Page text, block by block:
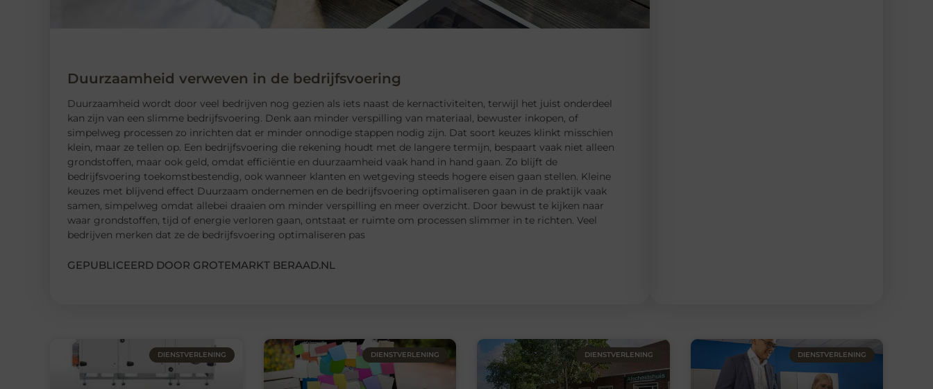
Duurzaamheid verweven in de bedrijfsvoering
Duurzaamheid wordt door veel bedrijven nog gezien als iets naast de kernactiviteiten, terwijl het juist onderdeel
kan zijn van een slimme bedrijfsvoering. Denk aan minder verspilling van materiaal, bewuster inkopen, of
simpelweg processen zo inrichten dat er minder onnodige stappen nodig zijn. Dat soort keuzes klinkt misschien
klein, maar ze tellen op. Een bedrijfsvoering die rekening houdt met de langere termijn, bespaart vaak niet alleen
grondstoffen, maar ook geld, omdat efficiëntie en duurzaamheid vaak hand in hand gaan. Zo blijft de
bedrijfsvoering toekomstbestendig, ook wanneer klanten en wetgeving steeds hogere eisen gaan stellen. Kleine
keuzes met blijvend effect Duurzaam ondernemen en de bedrijfsvoering optimaliseren gaan in de praktijk vaak
samen, simpelweg omdat allebei draaien om minder verspilling en meer overzicht. Door bewust te kijken naar
waar grondstoffen, tijd of energie verloren gaan, ontstaat er ruimte om processen slimmer in te richten. Veel
bedrijven merken dat ze de bedrijfsvoering optimaliseren pas
GEPUBLICEERD DOOR GROTEMARKT BERAAD.NL
DIENSTVERLENING DIENSTVERLENING DIENSTVERLENING DIENSTVERLENING